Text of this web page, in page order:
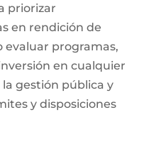
priorizar
en rendición de
evaluar programas,
en cualquier
gestión pública y
y disposiciones